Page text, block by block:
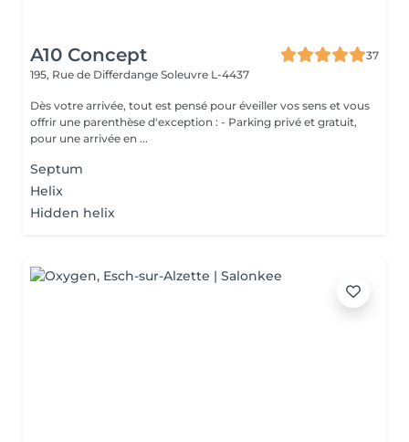
A10 Concept
37
195, Rue de Differdange Soleuvre L-4437
Dès votre arrivée, tout est pensé pour éveiller vos sens et vous
offrir une parenthèse d'exception : - Parking privé et gratuit,
pour une arrivée en ...
Septum
Helix
Hidden helix